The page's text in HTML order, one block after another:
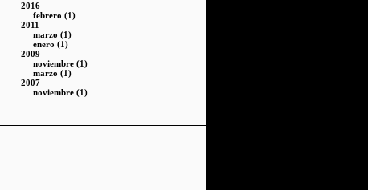
2016
febrero (1)
2011
marzo (1)
enero (1)
2009
noviembre (1)
marzo (1)
2007
noviembre (1)